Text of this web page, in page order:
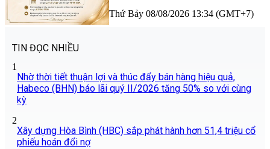
Thứ Bảy 08/08/2026 13:34 (GMT+7)
TIN ĐỌC NHIỀU
1
Nhờ thời tiết thuận lợi và thúc đẩy bán hàng hiệu quả,
Habeco (BHN) báo lãi quý II/2026 tăng 50% so với cùng
kỳ
2
Xây dựng Hòa Bình (HBC) sắp phát hành hơn 51,4 triệu cổ
phiếu hoán đổi nợ